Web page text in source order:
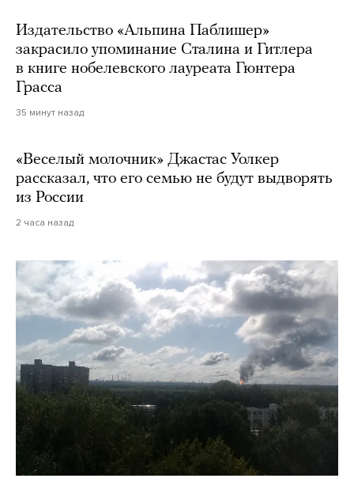
Издательство «Альпина Паблишер»
закрасило упоминание Сталина и Гитлера
в книге нобелевского лауреата Гюнтера
Грасса
35 минут назад
«Веселый молочник» Джастас Уолкер
рассказал, что его семью не будут выдворять
из России
2 часа назад